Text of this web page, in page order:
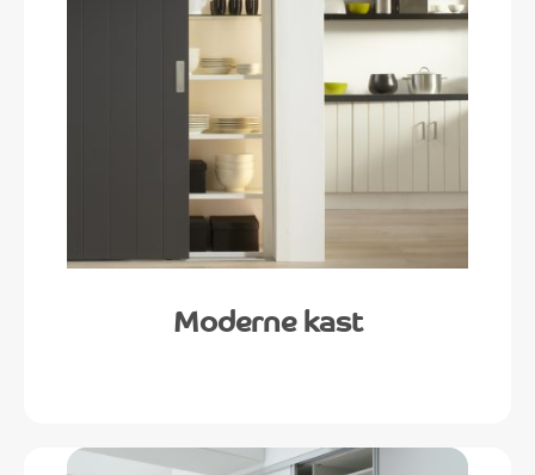
Moderne kast